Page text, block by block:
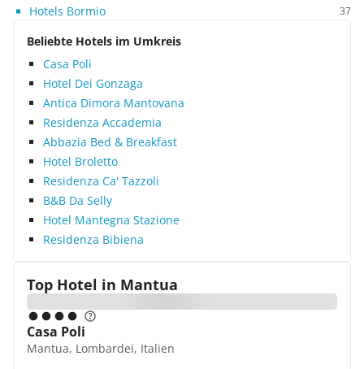
Hotels Bormio 37
Beliebte Hotels im Umkreis
Casa Poli
Hotel Dei Gonzaga
Antica Dimora Mantovana
Residenza Accademia
Abbazia Bed & Breakfast
Hotel Broletto
Residenza Ca' Tazzoli
B&B Da Selly
Hotel Mantegna Stazione
Residenza Bibiena
Top Hotel in Mantua
Casa Poli
Mantua, Lombardei, Italien